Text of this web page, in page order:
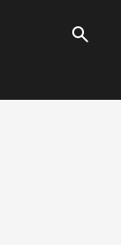
search